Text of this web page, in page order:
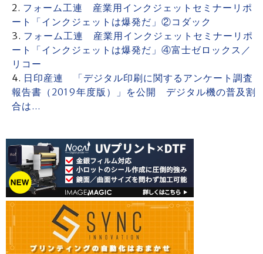
フォーム工連 産業用インクジェットセミナーリポ
ート「インクジェットは爆発だ」②コダック
フォーム工連 産業用インクジェットセミナーリポ
ート「インクジェットは爆発だ」④富士ゼロックス／
リコー
日印産連 「デジタル印刷に関するアンケート調査
報告書（2019年度版）」を公開 デジタル機の普及割
合は…